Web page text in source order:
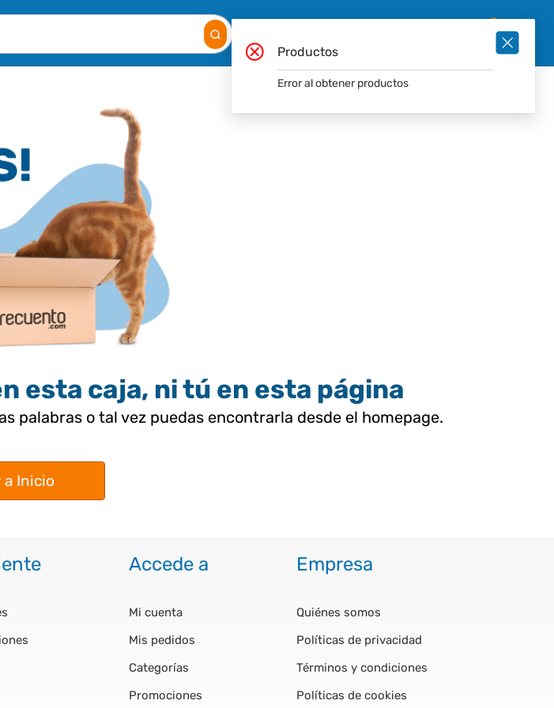
esta caja, ni tú en esta página
palabras o tal vez puedas encontrarla desde el homepage.
a Inicio
Accede a
Mi cuenta
Mis pedidos
Categorías
Promociones
Empresa
Quiénes somos
Políticas de privacidad
Términos y condiciones
Políticas de cookies
Productos
Error al obtener productos